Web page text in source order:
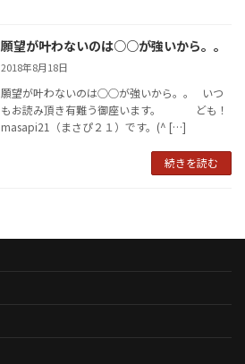
願望が叶わないのは○○が強いから。。
2018年8月18日
願望が叶わないのは○○が強いから。。 いつ
もお読み頂き有難う御座います。 ども！
masapi21（まさぴ２１）です。(^ […]
続きを読む